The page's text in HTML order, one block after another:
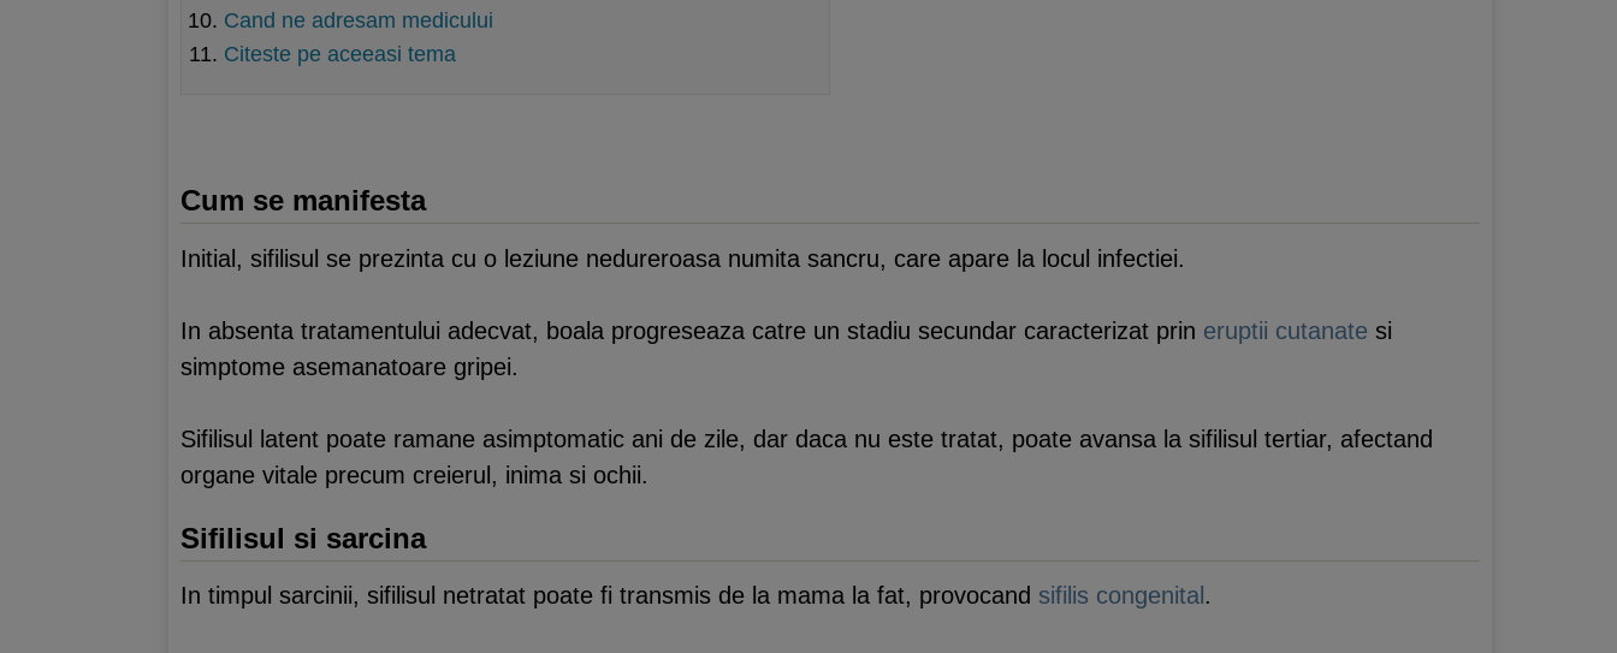
Cand ne adresam medicului
Citeste pe aceeasi tema
Cum se manifesta
Initial, sifilisul se prezinta cu o leziune nedureroasa numita sancru, care apare la locul infectiei.
In absenta tratamentului adecvat, boala progreseaza catre un stadiu secundar caracterizat prin eruptii cutanate si
simptome asemanatoare gripei.
Sifilisul latent poate ramane asimptomatic ani de zile, dar daca nu este tratat, poate avansa la sifilisul tertiar, afectand
organe vitale precum creierul, inima si ochii.
Sifilisul si sarcina
In timpul sarcinii, sifilisul netratat poate fi transmis de la mama la fat, provocand sifilis congenital .